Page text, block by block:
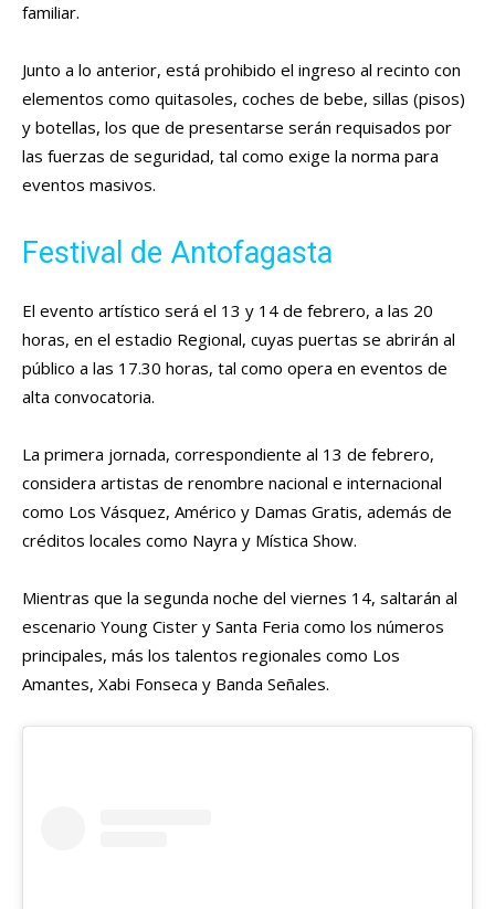
familiar.
Junto a lo anterior, está prohibido el ingreso al recinto con
elementos como quitasoles, coches de bebe, sillas (pisos)
y botellas, los que de presentarse serán requisados por
las fuerzas de seguridad, tal como exige la norma para
eventos masivos.
Festival de Antofagasta
El evento artístico será el 13 y 14 de febrero, a las 20
horas, en el estadio Regional, cuyas puertas se abrirán al
público a las 17.30 horas, tal como opera en eventos de
alta convocatoria.
La primera jornada, correspondiente al 13 de febrero,
considera artistas de renombre nacional e internacional
como Los Vásquez, ⁠Américo y ⁠Damas Gratis, además de
créditos locales como Nayra y Mística Show.
Mientras que la segunda noche del viernes 14, saltarán al
escenario Young Cister y Santa Feria como los números
principales, más los talentos regionales como Los
Amantes, ⁠Xabi Fonseca y ⁠Banda Señales.